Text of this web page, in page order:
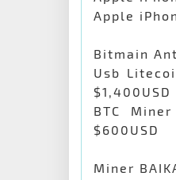
Apple
Bitmain
Usb
$1,400USD
BTC
$600USD
Miner